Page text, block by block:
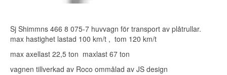
Sj Shimmns 466 8 075-7 huvvagn för transport av plåtrullar.
max hastighet lastad 100 km/t , tom 120 km/t
max axellast 22,5 ton maxlast 67 ton
vagnen tillverkad av Roco ommålad av JS design